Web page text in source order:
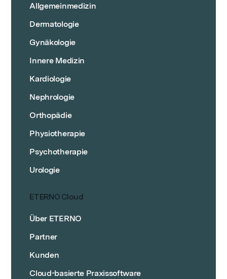
Allgemeinmedizin
Dermatologie
Gynäkologie
Innere Medizin
Kardiologie
Nephrologie
Orthopädie
Physiotherapie
Psychotherapie
Urologie
ETERNO Cloud
Über ETERNO
Partner
Kunden
Cloud-basierte Praxissoftware